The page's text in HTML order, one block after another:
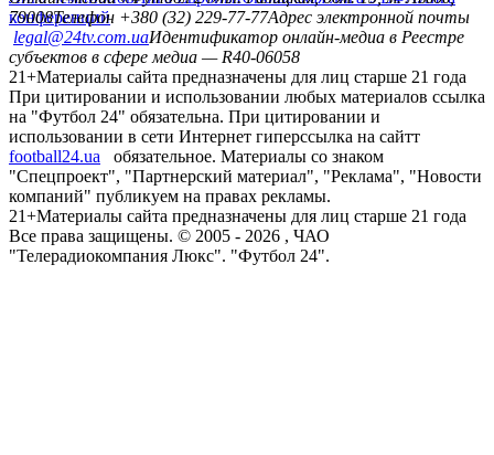
конференций
79008Телефон +380 (32) 229-77-77Адрес электронной почты
legal@24tv.com.uaИдентификатор онлайн-медиа в Реестре
субъектов в сфере медиа — R40-06058
21+Материалы сайта предназначены для лиц старше 21 года
При цитировании и использовании любых материалов ссылка
на "Футбол 24" обязательна. При цитировании и
использовании в сети Интернет гиперссылка на сайтт
football24.ua
обязательное. Материалы со знаком
"Спецпроект", "Партнерский материал", "Реклама", "Новости
компаний" публикуем на правах рекламы.
21+Материалы сайта предназначены для лиц старше 21 года
Все права защищены. © 2005 - 2026 , ЧАО
"Телерадиокомпания Люкс". "Футбол 24".